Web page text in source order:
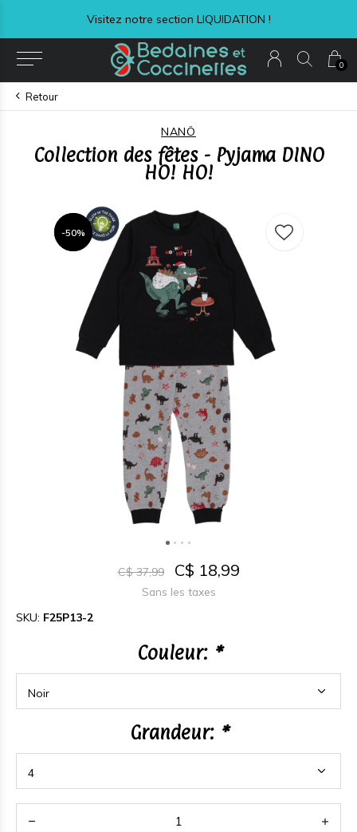
0
Visitez notre section LIQUIDATION !
Retour
NANÖ
Collection des fêtes - Pyjama DINO
HO! HO!
-50%
-50%
C$ 37,99 C$ 18,99
Sans les taxes
SKU: F25P13-2
Couleur: *
Grandeur: *